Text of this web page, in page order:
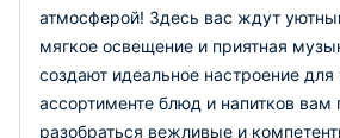
атмосферой! Здесь вас ждут
мягкое освещение и приятная
создают идеальное настроение
ассортименте блюд и напитков вам
разобраться вежливые и